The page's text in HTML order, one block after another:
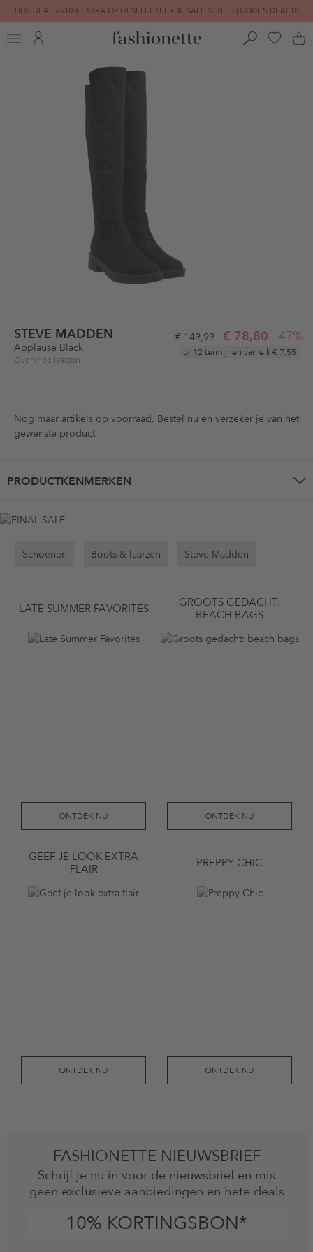
HOT DEALS: -10% EXTRA OP GESELECTEERDE SALE STYLES | CODE*: DEAL10
FINAL SALE | TOT -80% GEREDUCEERD
STEVE MADDEN
Applause Black
Overknee laarzen
€ 149,99 € 78,80 -47%
of 12 termijnen van elk€ 7,55
Nog maar artikels op voorraad. Bestel nu en verzeker je van het
gewenste product
PRODUCTKENMERKEN
Schoenen Boots & laarzen Steve Madden
LATE SUMMER FAVORITES
ONTDEK NU
GROOTS GEDACHT:
BEACH BAGS
ONTDEK NU
GEEF JE LOOK EXTRA
FLAIR
ONTDEK NU
PREPPY CHIC
ONTDEK NU
FASHIONETTE NIEUWSBRIEF
Schrijf je nu in voor de nieuwsbrief en mis
geen exclusieve aanbiedingen en hete deals
10% KORTINGSBON*